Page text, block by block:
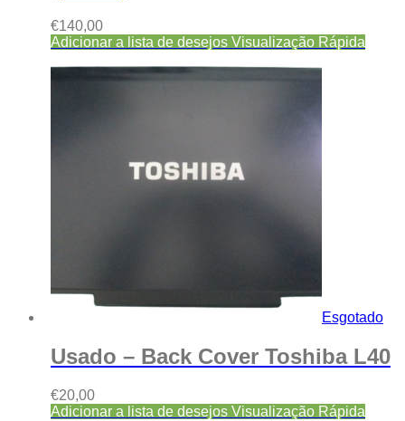
€140,00
Adicionar a lista de desejos Visualização Rápida
Esgotado
Usado – Back Cover Toshiba L40
€20,00
Adicionar a lista de desejos Visualização Rápida